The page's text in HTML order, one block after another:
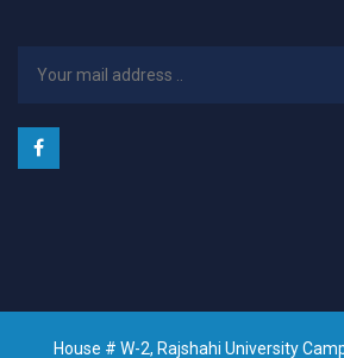
House # W-2, Rajshahi University